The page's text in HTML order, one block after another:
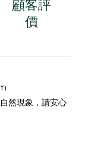
顧客評
價
然現象，請安心